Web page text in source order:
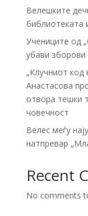
Велешките
библиотеката
Учениците од
убави
„Клучниот код
Анастасова
отвора тешки
човечност
Велес меѓу
натпревар
Recent
No comments